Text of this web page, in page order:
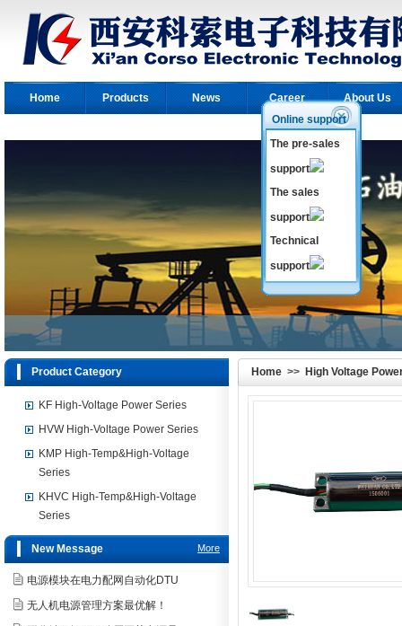
Home Products News Career About Us
Home >> High Voltage
Product Category
KF High-Voltage Power Series
HVW High-Voltage Power Series
KMP High-Temp&High-Voltage
Series
KHVC High-Temp&High-Voltage
Series
More
New Message
电源模块在电力配网自动化DTU
无人机电源管理方案最优解！
Online support
The pre-sales
support
The sales
support
Technical
support